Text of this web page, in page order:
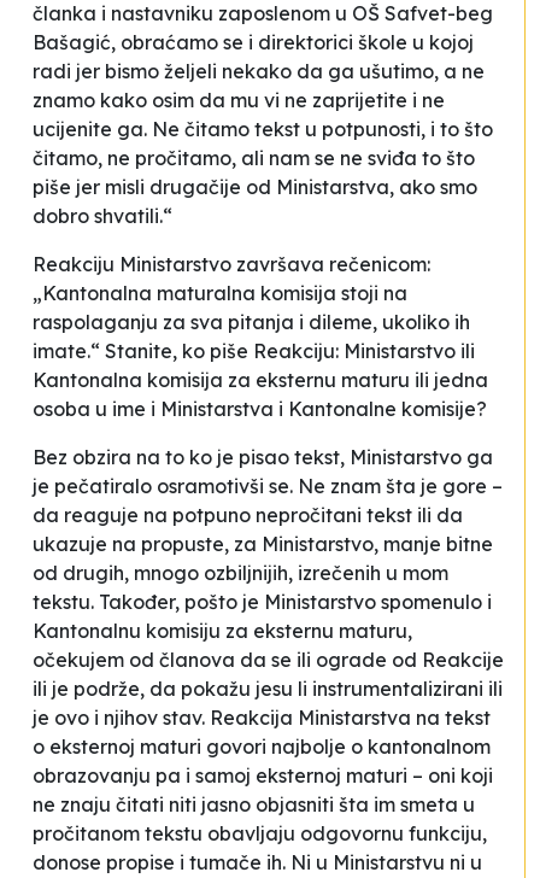
članka i nastavniku zaposlenom u OŠ Safvet-beg
Bašagić, obraćamo se i direktorici škole u kojoj
radi jer bismo željeli nekako da ga ušutimo, a ne
znamo kako osim da mu vi ne zaprijetite i ne
ucijenite ga. Ne čitamo tekst u potpunosti, i to što
čitamo, ne pročitamo, ali nam se ne sviđa to što
piše jer misli drugačije od Ministarstva, ako smo
dobro shvatili.“
Reakciju Ministarstvo završava rečenicom:
„Kantonalna maturalna komisija stoji na
raspolaganju za sva pitanja i dileme, ukoliko ih
imate.“ Stanite, ko piše Reakciju: Ministarstvo ili
Kantonalna komisija za eksternu maturu ili jedna
osoba u ime i Ministarstva i Kantonalne komisije?
Bez obzira na to ko je pisao tekst, Ministarstvo ga
je pečatiralo osramotivši se. Ne znam šta je gore –
da reaguje na potpuno nepročitani tekst ili da
ukazuje na propuste, za Ministarstvo, manje bitne
od drugih, mnogo ozbiljnijih, izrečenih u mom
tekstu. Također, pošto je Ministarstvo spomenulo i
Kantonalnu komisiju za eksternu maturu,
očekujem od članova da se ili ograde od Reakcije
ili je podrže, da pokažu jesu li instrumentalizirani ili
je ovo i njihov stav. Reakcija Ministarstva na tekst
o eksternoj maturi govori najbolje o kantonalnom
obrazovanju pa i samoj eksternoj maturi – oni koji
ne znaju čitati niti jasno objasniti šta im smeta u
pročitanom tekstu obavljaju odgovornu funkciju,
donose propise i tumače ih. Ni u Ministarstvu ni u